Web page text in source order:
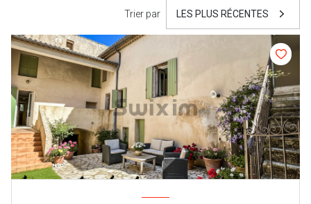
Trier par LES PLUS RÉCENTES